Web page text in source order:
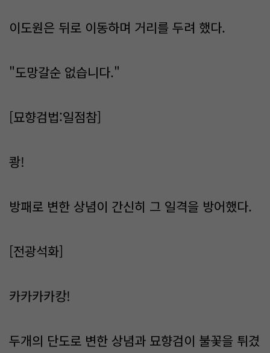
이도원은 뒤로 이동하며 거리를 두려 했다.
"도망갈순 없습니다."
[묘향검법:일점참]
쾅!
방패로 변한 상념이 간신히 그 일격을 방어했다.
[전광석화]
카카카카캉!
두개의 단도로 변한 상념과 묘향검이 불꽃을 튀겼